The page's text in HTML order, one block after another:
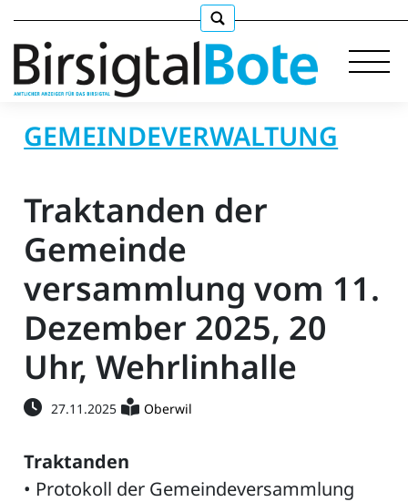
E-
Paper
GEMEINDEVERWALTUNG
Traktanden der
Gemeinde
versammlung vom 11.
Dezember 2025, 20
Uhr, Wehrlinhalle
27.11.2025 Oberwil
Traktanden
• Protokoll der Gemeindeversammlung